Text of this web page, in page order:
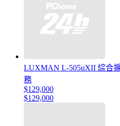
LUXMAN L-505uXII 綜合
務
$129,000
$129,000